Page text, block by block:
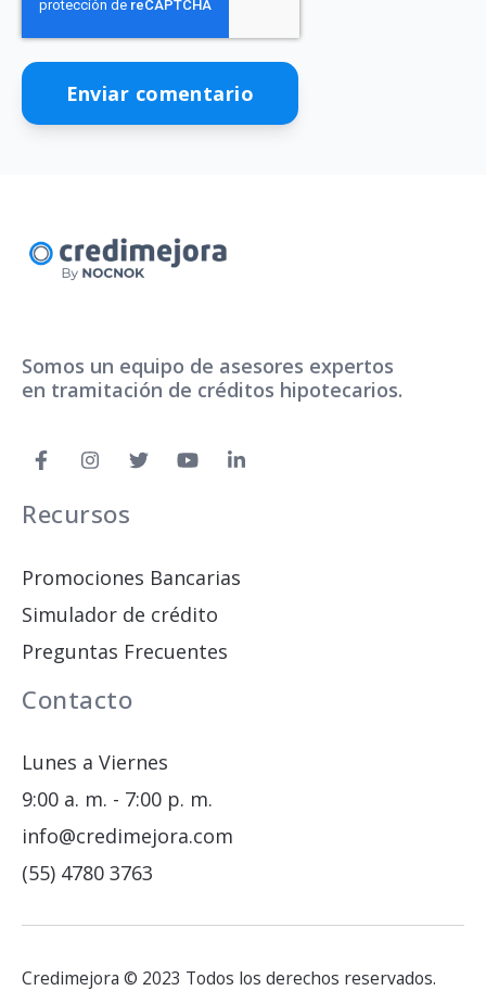
Somos un equipo de asesores expertos
en tramitación de créditos hipotecarios.
Recursos
Promociones Bancarias
Simulador de crédito
Preguntas Frecuentes
Contacto
Lunes a Viernes
9:00 a. m. - 7:00 p. m.
info@credimejora.com
(55) 4780 3763
Credimejora © 2023 Todos los derechos reservados.